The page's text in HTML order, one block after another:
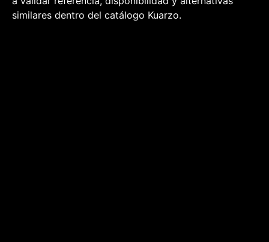
similares dentro del catálogo Kuarzo.